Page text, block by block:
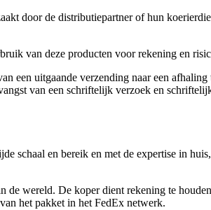
door de distributiepartner of hun
van deze producten voor rekening en
een uitgaande verzending naar een
van een schriftelijk verzoek en
schaal en bereik en met de expertise in
wereld. De koper dient rekening te
het pakket in het FedEx netwerk.